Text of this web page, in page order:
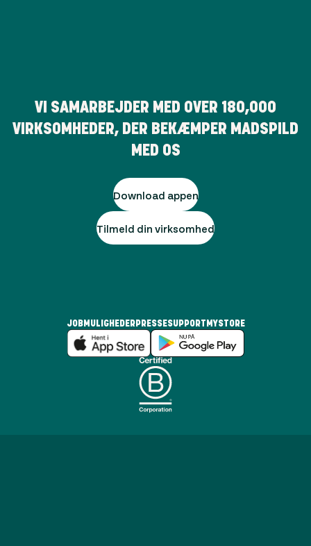
VI SAMARBEJDER MED OVER 180,000
VIRKSOMHEDER, DER BEKÆMPER MADSPILD
MED OS
Download appen
Tilmeld din virksomhed
JOBMULIGHEDERPRESSESUPPORT MYSTORE